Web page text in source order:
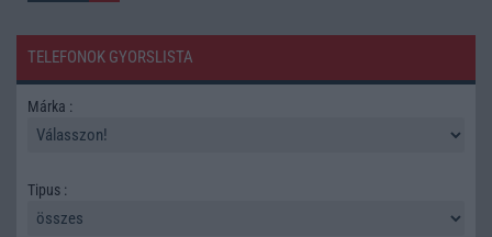
TELEFONOK GYORSLISTA
Márka :
Tipus :